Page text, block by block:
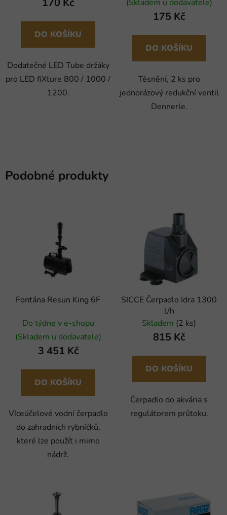
DO KOŠÍKU
Dodatečné LED Tube držáky
pro LED fiXture 800 / 1000 /
1200.
(Skladem u dodavatele)
175 Kč
DO KOŠÍKU
Těsnění, 2 ks pro
jednorázový redukční ventil
Dennerle.
Podobné produkty
Fontána Resun King 6F
Do týdne v e-shopu
(Skladem u dodavatele)
3 451 Kč
DO KOŠÍKU
Víceúčelové vodní čerpadlo
do zahradních rybníčků,
které lze použít i mimo
nádrž.
SICCE Čerpadlo Idra 1300
l/h
Skladem (2 ks)
815 Kč
DO KOŠÍKU
Čerpadlo do akvária s
regulátorem průtoku.